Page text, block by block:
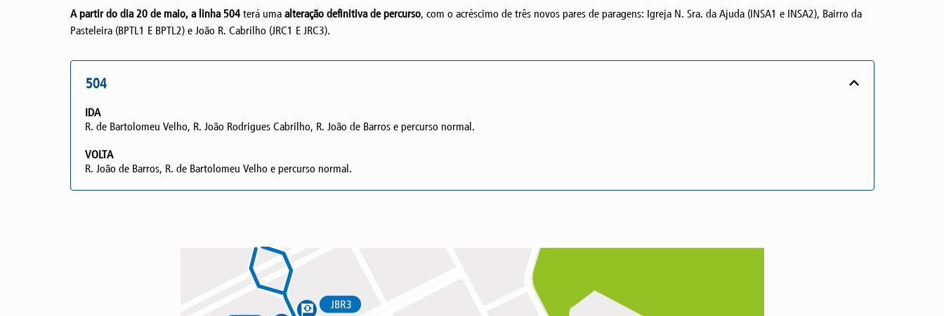
A partir do dia 20 de maio, a linha 504terá uma alteração definitiva de percurso, com o acréscimo de três novos pares de paragens: Igreja N. Sra. da Ajuda (INSA1 e INSA2), Bairro da
Pasteleira (BPTL1 E BPTL2) e João R. Cabrilho (JRC1 E JRC3).
504
IDA
R. de Bartolomeu Velho, R. João Rodrigues Cabrilho, R. João de Barros e percurso normal.
VOLTA
R. João de Barros, R. de Bartolomeu Velho e percurso normal.